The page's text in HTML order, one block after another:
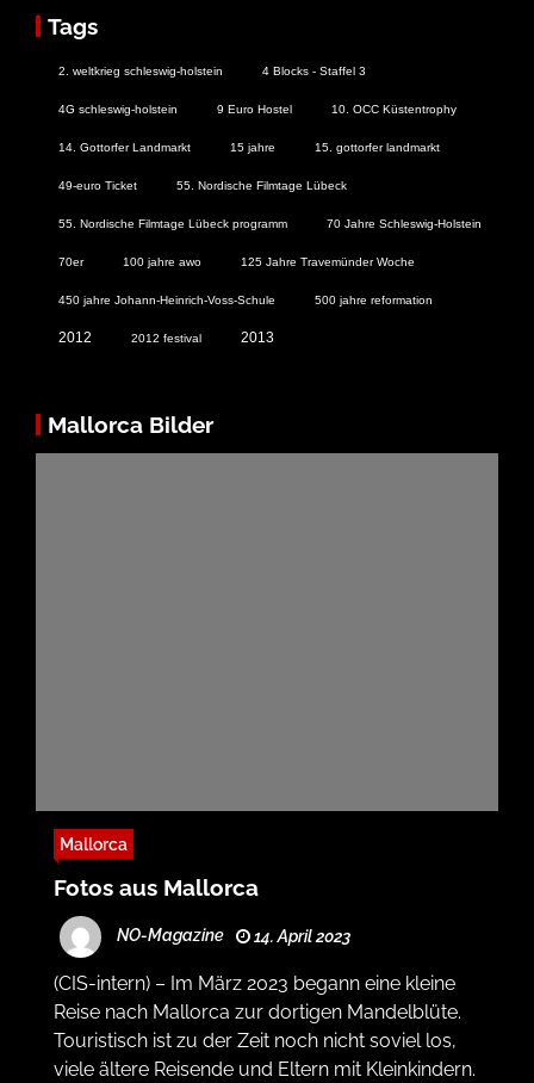
Tags
2. weltkrieg schleswig-holstein 4 Blocks - Staffel 3
4G schleswig-holstein 9 Euro Hostel 10. OCC Küstentrophy
14. Gottorfer Landmarkt 15 jahre 15. gottorfer landmarkt
49-euro Ticket 55. Nordische Filmtage Lübeck
55. Nordische Filmtage Lübeck programm 70 Jahre Schleswig-Holstein
70er 100 jahre awo 125 Jahre Travemünder Woche
450 jahre Johann-Heinrich-Voss-Schule 500 jahre reformation
2012 2012 festival 2013
Mallorca Bilder
Mallorca
Fotos aus Mallorca
NO-Magazine 14. April 2023
(CIS-intern) – Im März 2023 begann eine kleine
Reise nach Mallorca zur dortigen Mandelblüte.
Touristisch ist zu der Zeit noch nicht soviel los,
viele ältere Reisende und Eltern mit Kleinkindern.